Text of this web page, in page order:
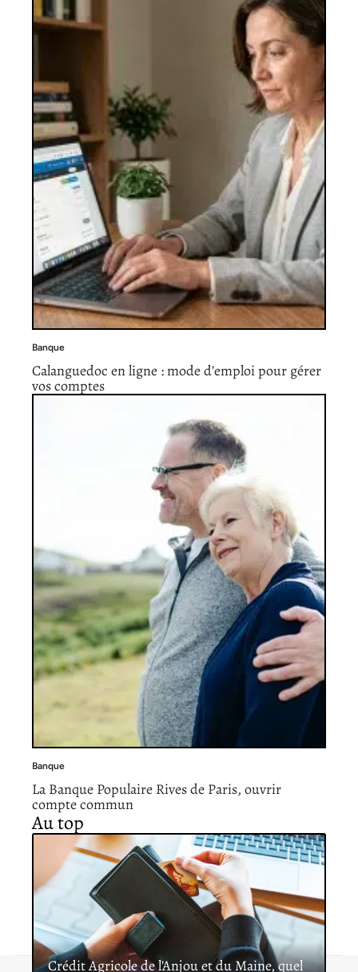
Banque
Calanguedoc en ligne : mode d’emploi pour gérer
vos comptes
Banque
La Banque Populaire Rives de Paris, ouvrir
compte commun
Au top
Crédit Agricole de l’Anjou et du Maine, quel